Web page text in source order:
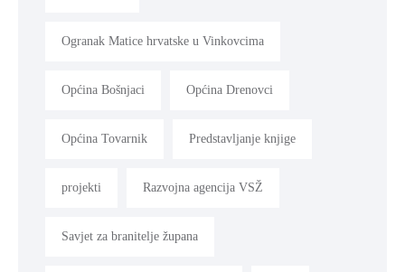
Ogranak Matice hrvatske u Vinkovcima
Općina Bošnjaci Općina Drenovci
Općina Tovarnik Predstavljanje knjige
projekti Razvojna agencija VSŽ
Savjet za branitelje župana